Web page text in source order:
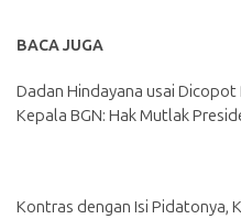
BACA JUGA
Dadan Hindayana usai
Kepala BGN: Hak Mutlak
Kontras dengan Isi Pidatonya,